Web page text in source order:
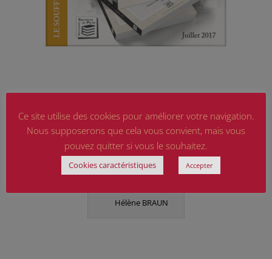
Hélène BRAUN
Ce site utilise des cookies pour améliorer votre navigation.
Nous supposerons que cela vous convient, mais vous
pouvez quitter si vous le souhaitez.
Cookies caractéristiques Accepter